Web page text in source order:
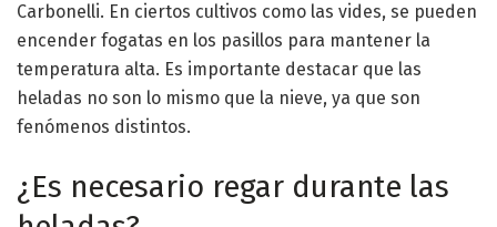
Carbonelli. En ciertos cultivos como las vides, se pueden
encender fogatas en los pasillos para mantener la
temperatura alta. Es importante destacar que las
heladas no son lo mismo que la nieve, ya que son
fenómenos distintos.
¿Es necesario regar durante las